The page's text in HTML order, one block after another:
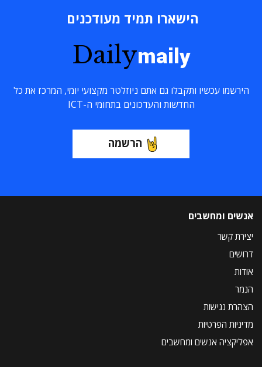
הישארו תמיד מעודכנים
Dailymaily
הירשמו עכשיו ותקבלו גם אתם ניוזלטר מקצועי יומי, המרכז את כל
החדשות והעדכונים בתחומי ה-ICT
הרשמה
אנשים ומחשבים
יצירת קשר
דרושים
אודות
הנמר
הצהרת נגישות
מדיניות הפרטיות
אפליקציה אנשים ומחשבים